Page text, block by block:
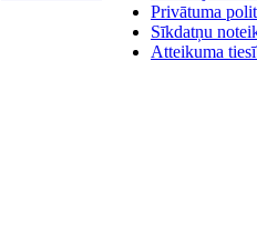
Privātuma
Sīkdatņu
Atteikuma